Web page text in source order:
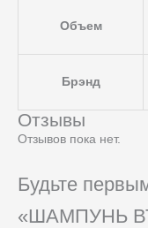
Объем
Брэнд
Отзывы
Отзывов пока нет.
Будьте
«ШАМПУНЬ